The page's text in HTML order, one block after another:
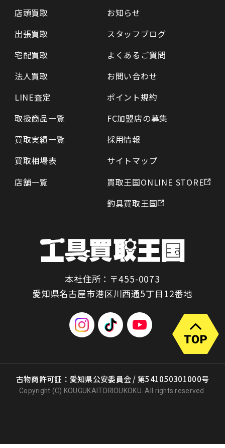
店頭買取
出張買取
宅配買取
法人買取
LINE査定
取扱商品一覧
買取実績一覧
買取相場表
店舗一覧
お知らせ
スタッフブログ
よくあるご質問
お問い合わせ
ポイント規約
FC加盟店の募集
採用情報
サイトマップ
買取王国ONLINE STORE
釣具買取王国
本社住所：〒455-0073
愛知県名古屋市港区川西通5丁目12番地
古物商許可証：愛知県公安委員会 / 第541050301000号
Copyright (C) KOUGUKAITORIOUKOKU. All rights reserved.